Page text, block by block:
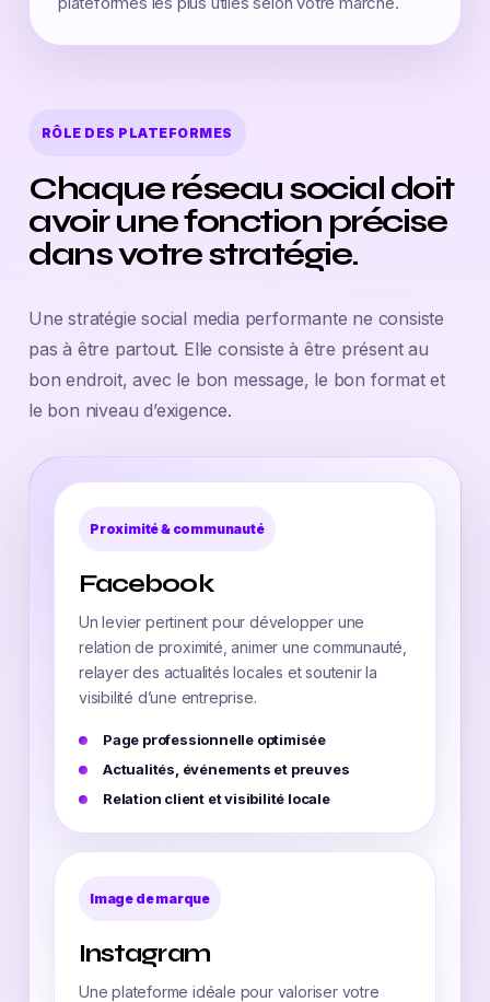
RÔLE DES PLATEFORMES
Chaque réseau social doit
avoir une fonction précise
dans votre stratégie.
Une stratégie social media performante ne consiste
pas à être partout. Elle consiste à être présent au
bon endroit, avec le bon message, le bon format et
le bon niveau d’exigence.
Proximité & communauté
Facebook
Un levier pertinent pour développer une
relation de proximité, animer une communauté,
relayer des actualités locales et soutenir la
visibilité d’une entreprise.
Page professionnelle optimisée
Actualités, événements et preuves
Relation client et visibilité locale
Image de marque
Instagram
Une plateforme idéale pour valoriser votre